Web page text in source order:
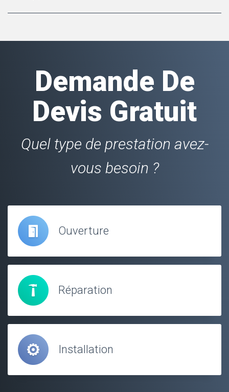
Demande De
Devis Gratuit
Quel type de prestation avez-
vous besoin ?
Ouverture
Réparation
Installation